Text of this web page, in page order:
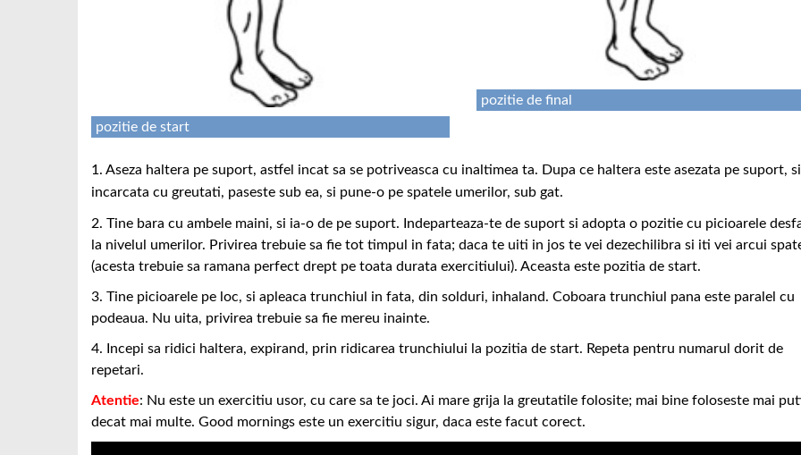
pozitie de start
pozitie de final
1. Aseza haltera pe suport, astfel incat sa se potriveasca cu inaltimea ta. Dupa ce haltera este asezata pe suport, si
incarcata cu greutati, paseste sub ea, si pune-o pe spatele umerilor, sub gat.
2. Tine bara cu ambele maini, si ia-o de pe suport. Indeparteaza-te de suport si adopta o pozitie cu picioarele
la nivelul umerilor. Privirea trebuie sa fie tot timpul in fata; daca te uiti in jos te vei dezechilibra si iti vei arcui
(acesta trebuie sa ramana perfect drept pe toata durata exercitiului). Aceasta este pozitia de start.
3. Tine picioarele pe loc, si apleaca trunchiul in fata, din solduri, inhaland. Coboara trunchiul pana este paralel cu
podeaua. Nu uita, privirea trebuie sa fie mereu inainte.
4. Incepi sa ridici haltera, expirand, prin ridicarea trunchiului la pozitia de start. Repeta pentru numarul dorit de
repetari.
Atentie: Nu este un exercitiu usor, cu care sa te joci. Ai mare grija la greutatile folosite; mai bine foloseste mai
decat mai multe. Good mornings este un exercitiu sigur, daca este facut corect.